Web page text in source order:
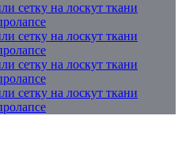
сетку на лоскут ткани
сетку на лоскут ткани
сетку на лоскут ткани
сетку на лоскут ткани